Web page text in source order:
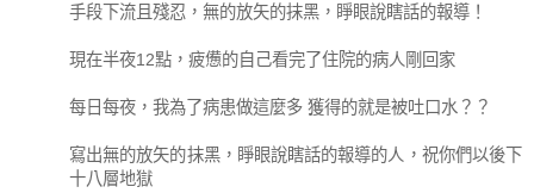
手段下流且殘忍，無的放矢的抹黑，睜眼說瞎話的報導！
現在半夜12點，疲憊的自己看完了住院的病人剛回家
每日每夜，我為了病患做這麼多 獲得的就是被吐口水？？
寫出無的放矢的抹黑，睜眼說瞎話的報導的人，祝你們以後下
十八層地獄